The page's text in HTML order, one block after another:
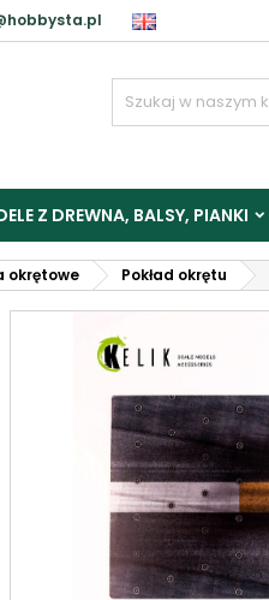
Z DREWNA, BALSY, PIANKI
okrętowe Pokład okrętu